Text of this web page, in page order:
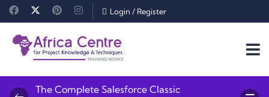
Login / Register
The Complete Salesforce Classic